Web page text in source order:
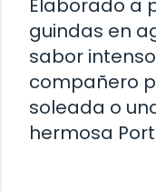
Elaborado a
guindas en
sabor
compañero
soleada o
hermosa